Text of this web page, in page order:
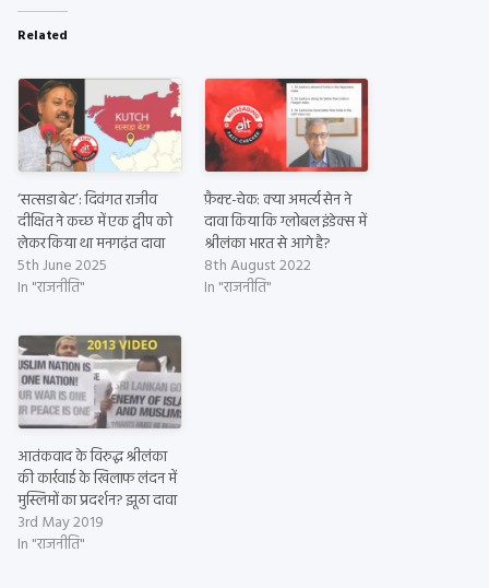
Related
‘सत्सडा बेट’: दिवंगत राजीव
दीक्षित ने कच्छ में एक द्वीप को
लेकर किया था मनगढ़ंत दावा
5th June 2025
In "राजनीति"
फ़ैक्ट-चेक: क्या अमर्त्य सेन ने
दावा किया कि ग्लोबल इंडेक्स में
श्रीलंका भारत से आगे है?
8th August 2022
In "राजनीति"
आतंकवाद के विरुद्ध श्रीलंका
की कार्रवाई के खिलाफ लंदन में
मुस्लिमों का प्रदर्शन? झूठा दावा
3rd May 2019
In "राजनीति"